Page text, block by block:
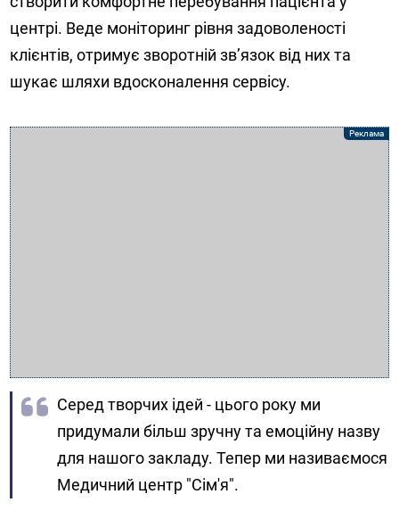
центрі. Веде моніторинг рівня задоволеності
клієнтів, отримує зворотній зв’язок від них та
шукає шляхи вдосконалення сервісу.
Серед творчих ідей - цього року ми
придумали більш зручну та емоційну назву
для нашого закладу. Тепер ми називаємося
Медичний центр "Сім'я".